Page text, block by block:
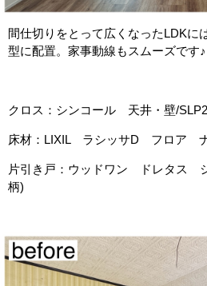
間仕切りをとって広くなったLDKに
型に配置。家事動線もスムーズです♪
クロス：シンコール 天井・壁/
床材：LIXIL ラシッサD フロア
片引き戸：ウッドワン ドレタス
柄)